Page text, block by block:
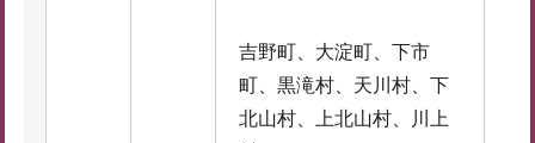
吉野町、大淀町、下市
町、黒滝村、天川村、下
北山村、上北山村、川上